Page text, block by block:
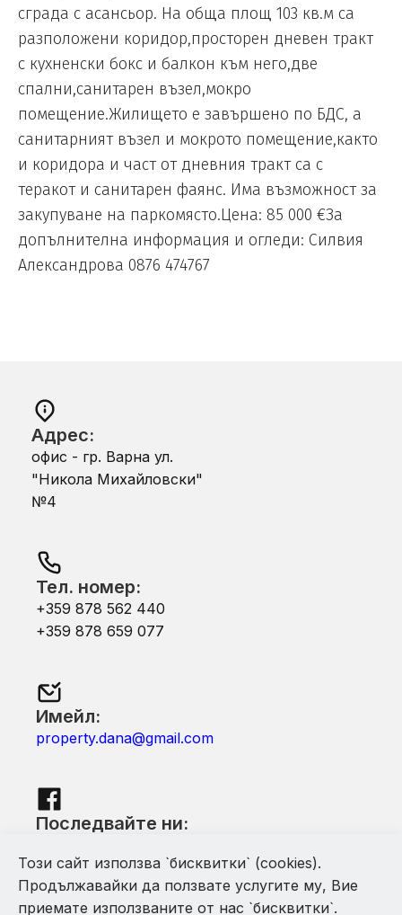
сграда с асансьор. На обща площ 103 кв.м са
разположени коридор,просторен дневен тракт
с кухненски бокс и балкон към него,две
спални,санитарен възел,мокро
помещение.Жилището е завършено по БДС, а
санитарният възел и мокрото помещение,както
и коридора и част от дневния тракт са с
теракот и санитарен фаянс. Има възможност за
закупуване на паркомясто.Цена: 85 000 €За
допълнителна информация и огледи: Силвия
Александрова 0876 474767
Адрес:
офис - гр. Варна ул.
"Никола Михайловски"
№4
Тел. номер:
+359 878 562 440
+359 878 659 077
Имейл:
property.dana@gmail.com
Последвайте ни:
Този сайт използва `бисквитки` (cookies).
Продължавайки да ползвате услугите му, Вие
приемате използваните от нас `бисквитки`.